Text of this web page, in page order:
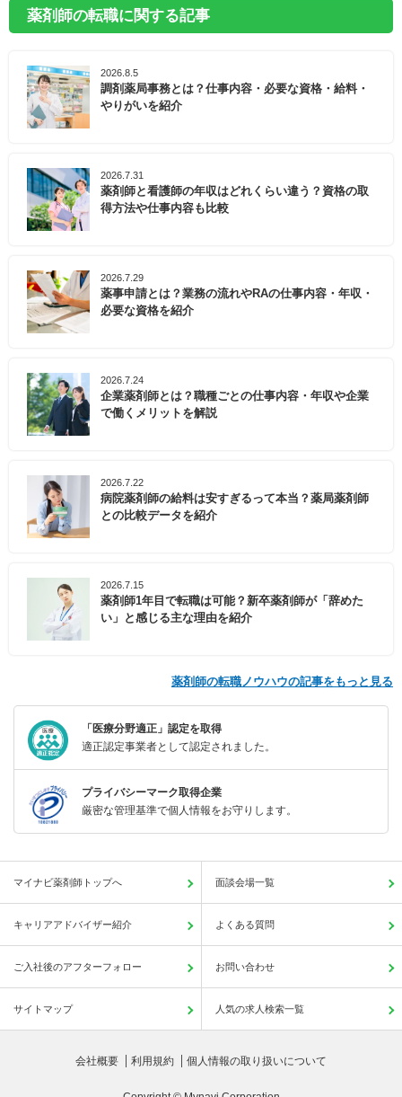
薬剤師の転職に関する記事
2026.8.5
調剤薬局事務とは？仕事内容・必要な資格・給料・
やりがいを紹介
2026.7.31
薬剤師と看護師の年収はどれくらい違う？資格の取
得方法や仕事内容も比較
2026.7.29
薬事申請とは？業務の流れやRAの仕事内容・年収・
必要な資格を紹介
2026.7.24
企業薬剤師とは？職種ごとの仕事内容・年収や企業
で働くメリットを解説
2026.7.22
病院薬剤師の給料は安すぎるって本当？薬局薬剤師
との比較データを紹介
2026.7.15
薬剤師1年目で転職は可能？新卒薬剤師が「辞めた
い」と感じる主な理由を紹介
薬剤師の転職ノウハウの記事をもっと見る
「医療分野適正」認定を取得
適正認定事業者として認定されました。
プライバシーマーク取得企業
厳密な管理基準で個人情報をお守りします。
マイナビ薬剤師トップへ 面談会場一覧
キャリアアドバイザー紹介 よくある質問
ご入社後のアフターフォロー お問い合わせ
サイトマップ 人気の求人検索一覧
会社概要 利用規約 個人情報の取り扱いについて